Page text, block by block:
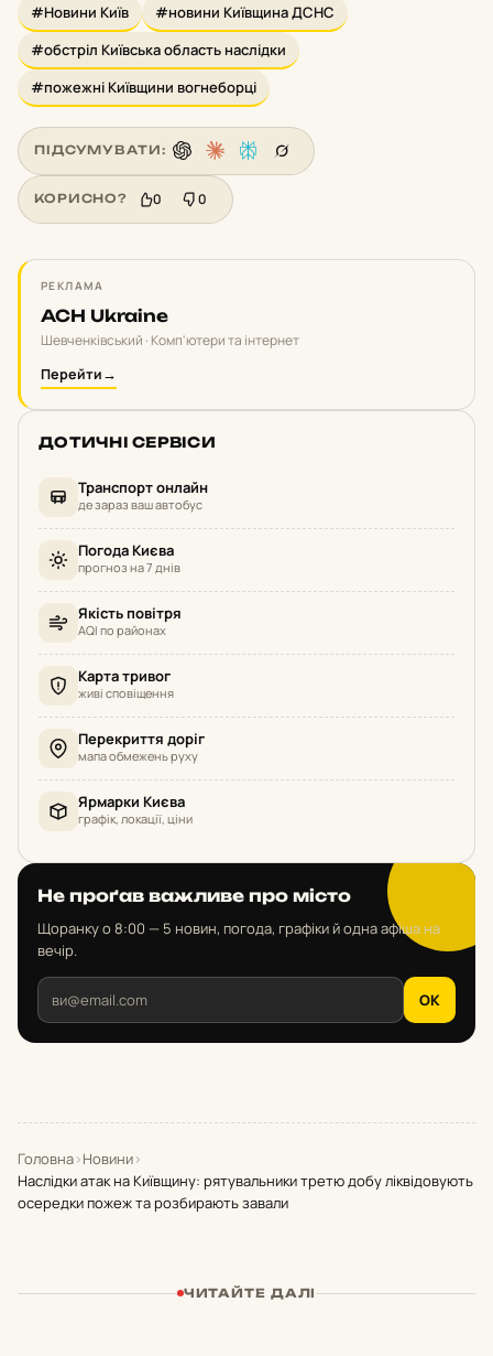
#Новини Київ
#новини Київщина ДСНС
#обстріл Київська область наслідки
#пожежні Київщини вогнеборці
ПІДСУМУВАТИ:
КОРИСНО? 0 0
РЕКЛАМА
ACH Ukraine
Шевченківський · Комп'ютери та інтернет
Перейти→
ДОТИЧНІ СЕРВІСИ
Транспорт онлайн
де зараз ваш автобус
Погода Києва
прогноз на 7 днів
Якість повітря
AQI по районах
Карта тривог
живі сповіщення
Перекриття доріг
мапа обмежень руху
Ярмарки Києва
графік, локації, ціни
Не проґав важливе про місто
Щоранку о 8:00 — 5 новин, погода, графіки й одна афіша на
вечір.
OK
Головна›Новини›
Наслідки атак на Київщину: рятувальники третю добу ліквідовують
осередки пожеж та розбирають завали
ЧИТАЙТЕ ДАЛІ